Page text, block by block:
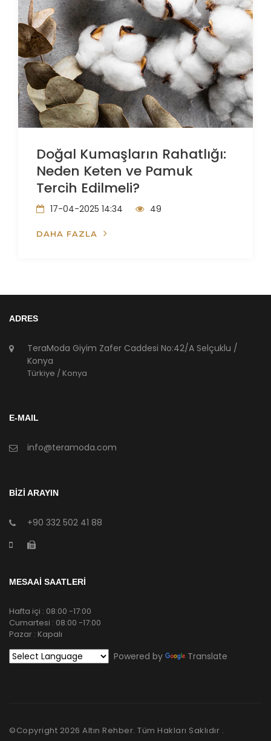
Doğal Kumaşların Rahatlığı:
Neden Keten ve Pamuk
Tercih Edilmeli?
17-04-2025 14:34 49
DAHA FAZLA
ADRES
TeraModa Giyim Zafer Caddesi No:42/A Selçuklu /
Konya
Türkiye / Konya
E-MAIL
info@teramoda.com
BİZİ ARAYIN
+90 332 502 41 88
MESAAİ SAATLERİ
Hafta içi : 08:00 -17:00
Cumartesi : 08:00 -17:00
Pazar : Kapalı
Powered by Translate
©Copyright 2026 Altın Rehber. Tüm Hakları Saklıdır .